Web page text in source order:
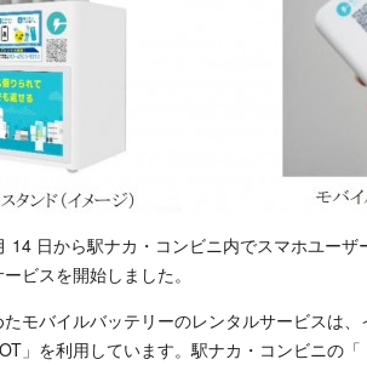
14 日から駅ナカ・コンビニ内でスマホユーザ
ビスを開始しました。
モバイルバッテリーのレンタルサービスは
」を利用しています。駅ナカ・コンビニの